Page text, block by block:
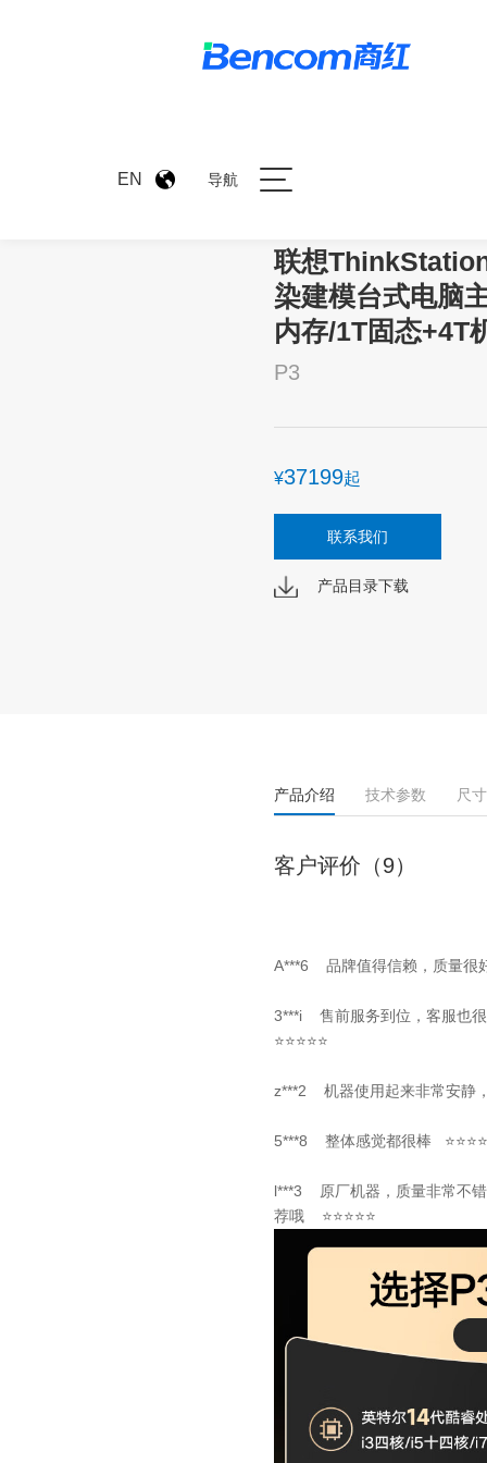
EN 导航
联想
染建模台式电脑
内存/1T固态+4T
P3
¥37199起
联系我们
产品目录下载
产品介绍 技术参数 尺
客户评价（9）
A***6 品牌值得信赖，质量很
3***i 售前服务到位，客服也
⭐⭐⭐⭐⭐
z***2 机器使用起来非常安静
5***8 整体感觉都很棒
l***3 原厂机器，质量非常不
荐哦 ⭐⭐⭐⭐⭐